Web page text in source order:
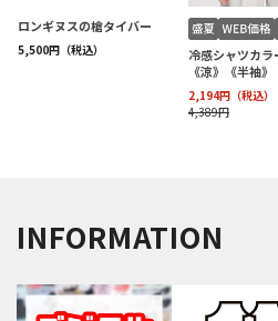
INFORMATION